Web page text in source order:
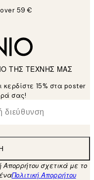
59 €
ΤΗΣ ΤΕΧΝΗΣ ΜΑΣ
15% στα poster
σας!
Απορρήτου σχετικά με το
Πολιτική Απορρήτου